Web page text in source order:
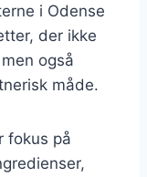
i Odense
der ikke
også
måde.
fokus på